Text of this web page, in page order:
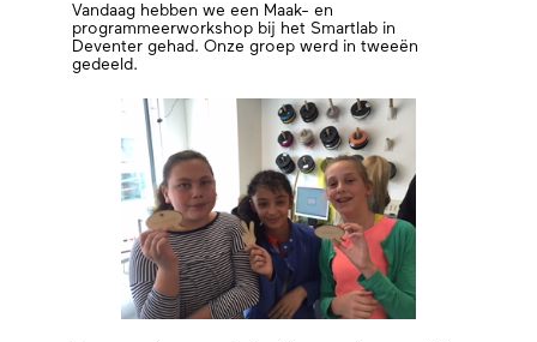
Vandaag hebben we een Maak- en
programmeerworkshop bij het Smartlab in
Deventer gehad. Onze groep werd in tweeën
gedeeld.